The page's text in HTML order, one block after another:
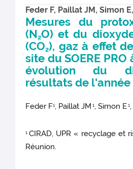
Feder F, Paillat JM, Simon
Mesures du
(N2O) et du
(CO2), gaz à effet
site du SOERE PRO
évolution du
résultats de l'année
Feder F1 , Paillat JM 1 , Simon E 1
1CIRAD, UPR « recyclage et
Réunion.